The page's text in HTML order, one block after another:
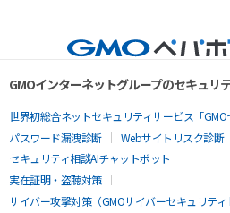
GMOインターネットグループのセキュリ
世界初総合ネットセキュリティサービス「GMO
パスワード漏洩診断
Webサイトリスク診断
セキュリティ相談AIチャットボット
実在証明・盗聴対策
サイバー攻撃対策（GMOサイバーセキュリティ